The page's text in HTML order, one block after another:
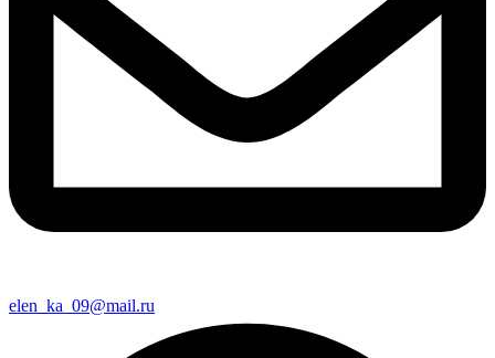
elen_ka_09@mail.ru